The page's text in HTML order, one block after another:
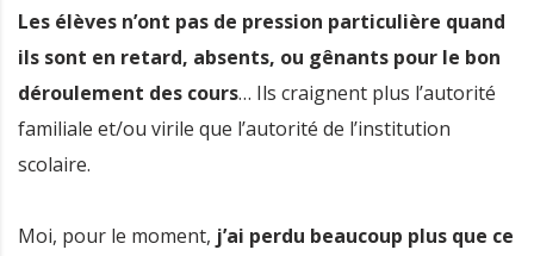
Les élèves n’ont pas de pression particulière quand
ils sont en retard, absents, ou gênants pour le bon
déroulement des cours… Ils craignent plus l’autorité
familiale et/ou virile que l’autorité de l’institution
scolaire.
Moi, pour le moment, j’ai perdu beaucoup plus que ce